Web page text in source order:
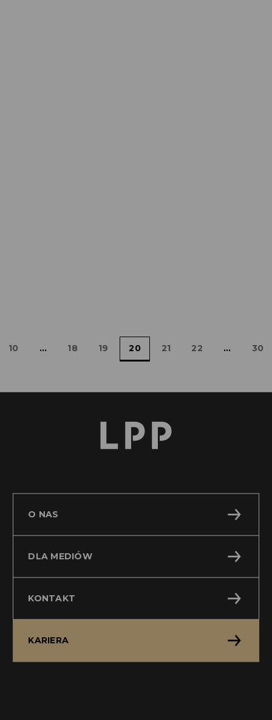
10 ... 18 19 20 21 22 ... 30
O NAS
DLA MEDIÓW
KONTAKT
KARIERA